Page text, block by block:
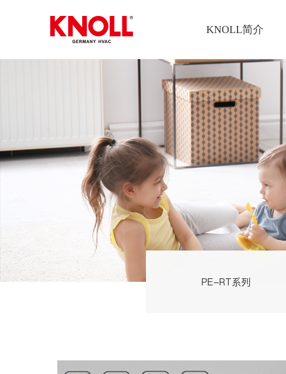
KNOLL简介
PE-RT系列